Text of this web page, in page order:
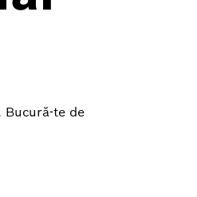
te de